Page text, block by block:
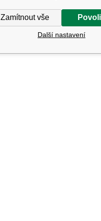
Zamítnout vše
Další nastavení